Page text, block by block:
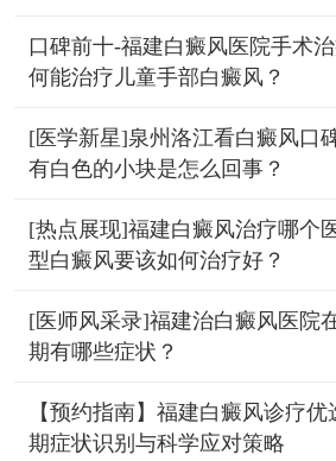
口碑前十-福建白癜风医院手术
何能治疗儿童手部白癜风？
[医学新星]泉州洛江看白癜风口
有白色的小块是怎么回事？
[热点展现]福建白癜风治疗哪个
型白癜风要该如何治疗好？
[医师风采录]福建治白癜风医院
期有哪些症状？
【预约指南】福建白癜风诊疗
期症状识别与科学应对策略